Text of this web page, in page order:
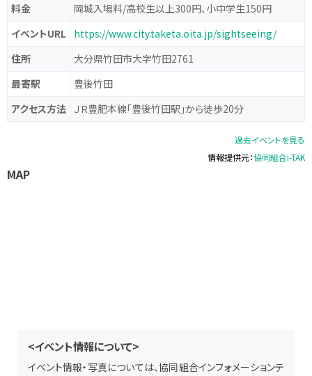
料金
岡城入場料/高校生以上300円、小中学生150円
イベントURL https://www.city.taketa.oita.jp/sightseeing/
住所
大分県竹田市大字竹田2761
最寄駅
豊後竹田
アクセス方法 ＪＲ豊肥本線「豊後竹田駅」から徒歩20分
過去イベントを見る
情報提供元：協同組合i-TAK
MAP
<イベント情報について>
イベント情報・写真については、協同組合インフォメーションテ